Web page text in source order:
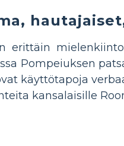
erittäin
Pompeiuksen
käyttötapoja
kansalaisille